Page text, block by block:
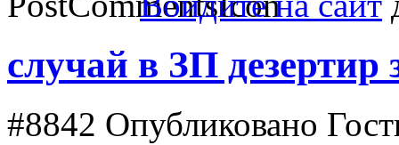
случай в ЗП дезертир
#8842 Опубликовано